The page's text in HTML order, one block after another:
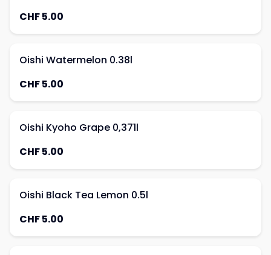
CHF 5.00
Oishi Watermelon 0.38l
CHF 5.00
Oishi Kyoho Grape 0,371l
CHF 5.00
Oishi Black Tea Lemon 0.5l
CHF 5.00